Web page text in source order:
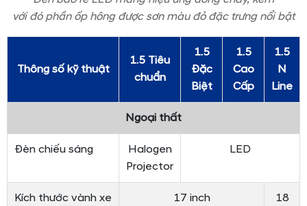
với đó phần ốp hông được sơn màu đỏ đặc trưng nổi bật
Thông số kỹ thuật
1.5 Tiêu
chuẩn
1.5
Đặc
Biệt
1.5
Cao
Cấp
1.5
N
Line
Ngoại thất
Đèn chiếu sáng
Halogen
Projector
LED
Kích thước vành xe 17 inch
18